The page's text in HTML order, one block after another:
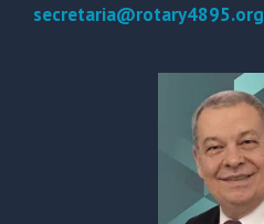
secretaria@rotary4895.org